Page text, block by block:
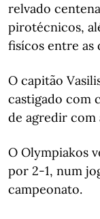
relvado
pirotécnicos,
fisícos entre as
O capitão
castigado com
de agredir com
O Olympiakos
por 2-1, num
campeonato.